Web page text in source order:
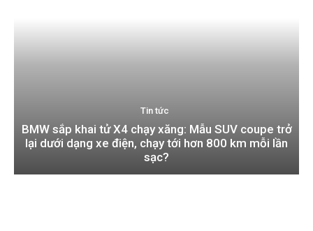
Tin tức
BMW sắp khai tử X4 chạy xăng: Mẫu SUV coupe trở
lại dưới dạng xe điện, chạy tới hơn 800 km mỗi lần
sạc?